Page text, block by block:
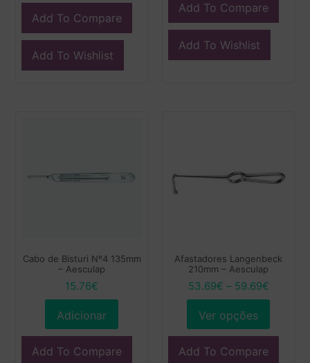
Add To Compare
Add To Wishlist
Add To Compare
Add To Wishlist
Cabo de Bisturi Nº4 135mm
– Aesculap
15.76€
Adicionar
Add To Compare
Afastadores Langenbeck
210mm – Aesculap
53.69€ – 59.69€
Ver opções
Add To Compare